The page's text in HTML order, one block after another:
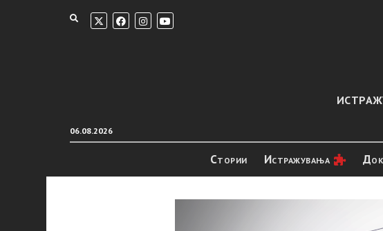
06.08.2026
Стории Истражувањa